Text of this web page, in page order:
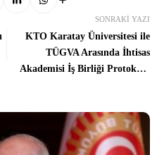
SONRAKI YAZI
KTO Karatay Üniversitesi ile
TÜGVA Arasında İhtisas
Akademisi İş Birliği Protokolü